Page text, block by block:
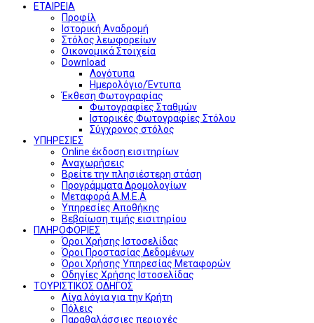
ΕΤΑΙΡΕΙΑ
Προφίλ
Ιστορική Αναδρομή
Στόλος λεωφορείων
Οικονομικά Στοιχεία
Download
Λογότυπα
Ημερολόγιο/Έντυπα
Έκθεση Φωτογραφίας
Φωτογραφίες Σταθμών
Ιστορικές Φωτογραφίες Στόλου
Σύγχρονος στόλος
ΥΠΗΡΕΣΙΕΣ
Online έκδοση εισιτηρίων
Αναχωρήσεις
Βρείτε την πλησιέστερη στάση
Προγράμματα Δρομολογίων
Μεταφορά Α.Μ.Ε.Α
Υπηρεσίες Αποθήκης
Βεβαίωση τιμής εισιτηρίου
ΠΛΗΡΟΦΟΡΙΕΣ
Όροι Χρήσης Ιστοσελίδας
Όροι Προστασίας Δεδομένων
Όροι Χρήσης Υπηρεσίας Μεταφορών
Οδηγίες Χρήσης Ιστοσελίδας
ΤΟΥΡΙΣΤΙΚΟΣ ΟΔΗΓΟΣ
Λίγα λόγια για την Κρήτη
Πόλεις
Παραθαλάσσιες περιοχές